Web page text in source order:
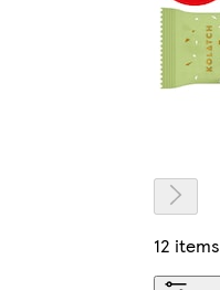
12 items